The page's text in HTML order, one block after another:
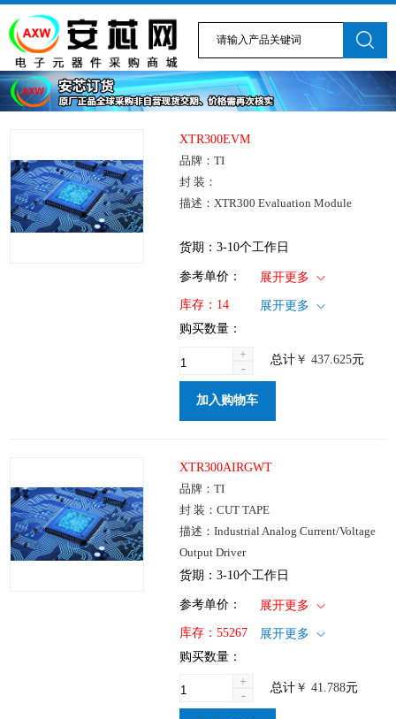
XTR300EVM
品牌：TI
封 装：
描述：XTR300 Evaluation Module
货期：3-10个工作日
参考单价： 1+: ￥437.625
展开更多
库存： 14
仓库：国内
展开更多
购买数量：
+
-
总计￥ 437.625元
加入购物车
XTR300AIRGWT
品牌：TI
封 装：CUT TAPE
描述：Industrial Analog Current/Voltage
Output Driver
货期：3-10个工作日
参考单价： 1+: ￥41.788
: ￥33.312
展开更多
库存： 55267
仓库：国内
展开更多
购买数量：
+
-
总计￥ 41.788元